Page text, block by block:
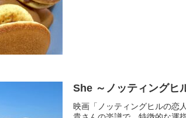
映画「ノッティングヒルの恋